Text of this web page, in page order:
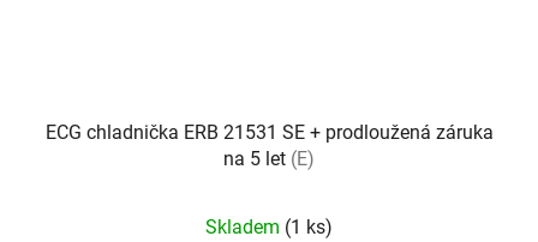
ECG chladnička ERB 21531 SE + prodloužená záruka
na 5 let (E)
Skladem (1 ks)